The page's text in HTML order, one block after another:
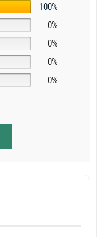
100%
0%
0%
0%
0%